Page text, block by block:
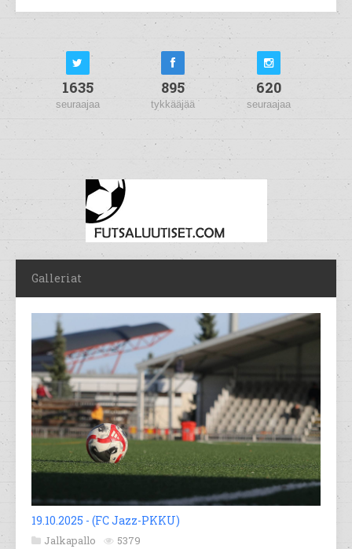
1635
seuraajaa
895
tykkääjää
620
seuraajaa
Galleriat
19.10.2025 - (FC Jazz-PKKU)
Jalkapallo 5379